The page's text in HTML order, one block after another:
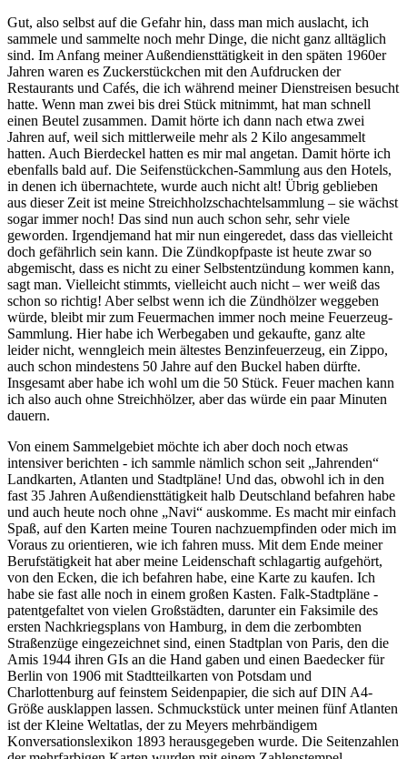
Gut, also selbst auf die Gefahr hin, dass man mich auslacht, ich
sammele und sammelte noch mehr Dinge, die nicht ganz alltäglich
sind. Im Anfang meiner Außendiensttätigkeit in den späten 1960er
Jahren waren es Zuckerstückchen mit den Aufdrucken der
Restaurants und Cafés, die ich während meiner Dienstreisen besucht
hatte. Wenn man zwei bis drei Stück mitnimmt, hat man schnell
einen Beutel zusammen. Damit hörte ich dann nach etwa zwei
Jahren auf, weil sich mittlerweile mehr als 2 Kilo angesammelt
hatten. Auch Bierdeckel hatten es mir mal angetan. Damit hörte ich
ebenfalls bald auf. Die Seifenstückchen-Sammlung aus den Hotels,
in denen ich übernachtete, wurde auch nicht alt! Übrig geblieben
aus dieser Zeit ist meine Streichholzschachtelsammlung – sie wächst
sogar immer noch! Das sind nun auch schon sehr, sehr viele
geworden. Irgendjemand hat mir nun eingeredet, dass das vielleicht
doch gefährlich sein kann. Die Zündkopfpaste ist heute zwar so
abgemischt, dass es nicht zu einer Selbstentzündung kommen kann,
sagt man. Vielleicht stimmts, vielleicht auch nicht – wer weiß das
schon so richtig! Aber selbst wenn ich die Zündhölzer weggeben
würde, bleibt mir zum Feuermachen immer noch meine Feuerzeug-
Sammlung. Hier habe ich Werbegaben und gekaufte, ganz alte
leider nicht, wenngleich mein ältestes Benzinfeuerzeug, ein Zippo,
auch schon mindestens 50 Jahre auf den Buckel haben dürfte.
Insgesamt aber habe ich wohl um die 50 Stück. Feuer machen kann
ich also auch ohne Streichhölzer, aber das würde ein paar Minuten
dauern.
Von einem Sammelgebiet möchte ich aber doch noch etwas
intensiver berichten - ich sammle nämlich schon seit
Jahrenden
Landkarten, Atlanten und Stadtpläne! Und das, obwohl ich in den
fast 35 Jahren Außendiensttätigkeit halb Deutschland befahren habe
und auch heute noch ohne
Navi
auskomme. Es macht mir einfach
Spaß, auf den Karten meine Touren nachzuempfinden oder mich im
Voraus zu orientieren, wie ich fahren muss. Mit dem Ende meiner
Berufstätigkeit hat aber meine Leidenschaft schlagartig aufgehört,
von den Ecken, die ich befahren habe, eine Karte zu kaufen. Ich
habe sie fast alle noch in einem großen Kasten. Falk-Stadtpläne -
patentgefaltet von vielen Großstädten, darunter ein Faksimile des
ersten Nachkriegsplans von Hamburg, in dem die zerbombten
Straßenzüge eingezeichnet sind, einen Stadtplan von Paris, den die
Amis 1944 ihren GIs an die Hand gaben und einen Baedecker für
Berlin von 1906 mit Stadtteilkarten von Potsdam und
Charlottenburg auf feinstem Seidenpapier, die sich auf DIN A4-
Größe ausklappen lassen. Schmuckstück unter meinen fünf Atlanten
ist der Kleine Weltatlas, der zu Meyers mehrbändigem
Konversationslexikon 1893 herausgegeben wurde. Die Seitenzahlen